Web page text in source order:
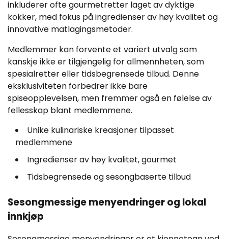
inkluderer ofte gourmetretter laget av dyktige
kokker, med fokus på ingredienser av høy kvalitet og
innovative matlagingsmetoder.
Medlemmer kan forvente et variert utvalg som
kanskje ikke er tilgjengelig for allmennheten, som
spesialretter eller tidsbegrensede tilbud. Denne
eksklusiviteten forbedrer ikke bare
spiseopplevelsen, men fremmer også en følelse av
fellesskap blant medlemmene.
Unike kulinariske kreasjoner tilpasset
medlemmene
Ingredienser av høy kvalitet, gourmet
Tidsbegrensede og sesongbaserte tilbud
Sesongmessige menyendringer og lokal
innkjøp